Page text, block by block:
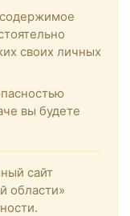
своих личных
вы будете
сайт
области»